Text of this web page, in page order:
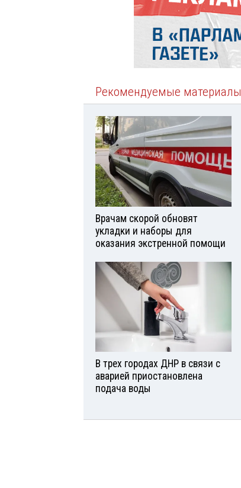
Рекомендуемые материалы
Врачам скорой обновят
укладки и наборы для
оказания экстренной помощи
В трех городах ДНР в связи с
аварией приостановлена
подача воды